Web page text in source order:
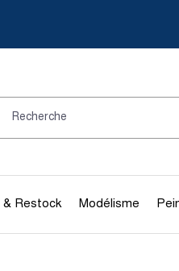
& Restock Modélisme